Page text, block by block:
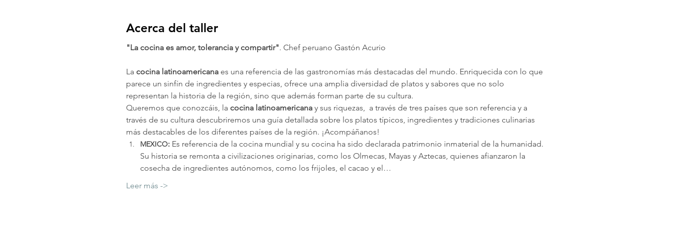
Acerca del taller
"La cocina es amor, tolerancia y compartir". Chef peruano Gastón Acurio
La cocina latinoamericana es una referencia de las gastronomías más destacadas del mundo. Enriquecida con lo que
parece un sinfín de ingredientes y especias, ofrece una amplia diversidad de platos y sabores que no solo
representan la historia de la región, sino que además forman parte de su cultura.
Queremos que conozcáis, la cocina latinoamericana y sus riquezas,  a través de tres países que son referencia y a
través de su cultura descubriremos una guía detallada sobre los platos típicos, ingredientes y tradiciones culinarias
más destacables de los diferentes países de la región. ¡Acompáñanos!
MEXICO: Es referencia de la cocina mundial y su cocina ha sido declarada patrimonio inmaterial de la humanidad.
Su historia se remonta a civilizaciones originarias, como los Olmecas, Mayas y Aztecas, quienes afianzaron la
cosecha de ingredientes autónomos, como los frijoles, el cacao y el…
Leer más ->